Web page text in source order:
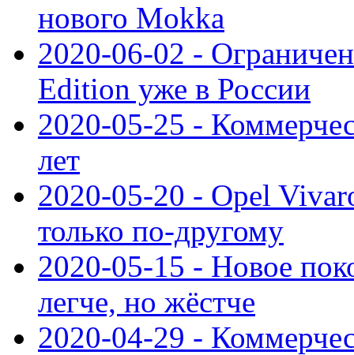
нового Mokka
2020-06-02 -
Edition уже в России
2020-05-25 -
лет
2020-05-20 - Opel
только по-другому
2020-05-15 - Новое
легче, но жёстче
2020-04-29 -